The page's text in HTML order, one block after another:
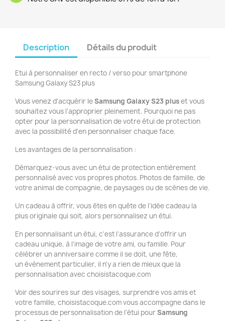
Description Détails du produit
Etui à personnaliser en recto / verso pour smartphone
Samsung Galaxy S23 plus
Vous venez d'acquérir leSamsung Galaxy S23 pluset vous
souhaitez vous l'approprier pleinement. Pourquoi ne pas
opter pour la personnalisation de votre étui de protection
avec la possibilité d'en personnaliser chaque face.
Les avantages de la personnalisation :
Démarquez-vous avec un étui de protection entièrement
personnalisé avec vos propres photos. Photos de famille, de
votre animal de compagnie, de paysages ou de scènes de vie.
Un cadeau à offrir, vous êtes en quête de l'idée cadeau la
plus originale qui soit, alors personnalisez un étui.
En personnalisant un étui, c'est l'assurance d'offrir un
cadeau unique, à l'image de votre ami, ou famille. Pour
célébrer un anniversaire comme il se doit, une fête,
un évènement particulier, il n'y a rien de mieux que la
personnalisation avec choisistacoque.com
Voir des sourires sur des visages, surprendre vos amis et
votre famille, choisistacoque.com vous accompagne dans le
processus de personnalisation de l'étui pour Samsung